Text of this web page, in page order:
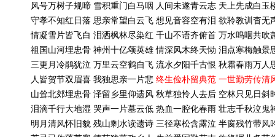
风号万树子规啼 雪积重门白马咽 人间未遂青云志 天上先成白玉
守孝不知红日落 思亲常望白云飞 想见音容空有泪 欲聆教训杳无
情凝雪片皆飞白 泪洒枫林尽染红 千山不语齐俯首 万水呜咽共吹
祖国山河埋忠骨 神州十亿颂英雄 情深风木终天恸 泪点寒梅触景
三更月冷鹃犹泣 万里云空鹤自飞 流水夕阳千古恨 秋霜春雨万人
人皆贺节双眉喜 我独思亲一片悲 终生俭朴留典范 一世勤劳传清
山耸北郊埋忠骨 泽留乡里仰遗风 秋草独怜人去后 空林只见日斜
泪滴千行大地湿 哭声一片墓云低 热血一腔化春雨 壮志千秋泣鬼
明月清风怀旧貌 残山剩水读遗诗 三径寒松含露泣 半窗残竹带风